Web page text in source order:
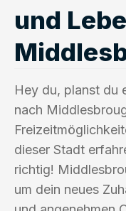
und
Hey du, planst du
nach
dieser Stadt
richtig!
um dein neues